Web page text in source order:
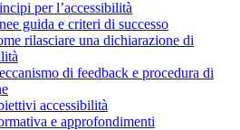
per l’accessibilità
guida e criteri di successo
rilasciare una dichiarazione di
di feedback e procedura di
accessibilità
e approfondimenti